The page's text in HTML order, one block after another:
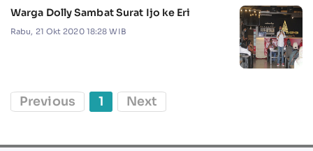
Warga Dolly Sambat Surat Ijo ke Eri
Rabu, 21 Okt 2020 18:28 WIB
Previous 1 Next